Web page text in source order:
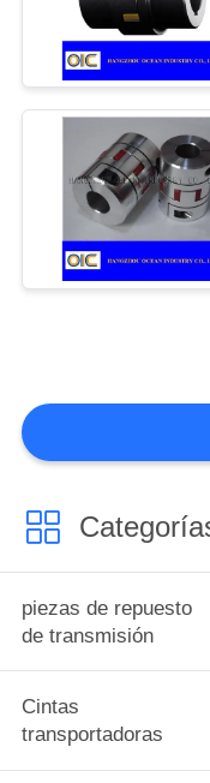
poder
El
piezas de repuesto
de transmisión
Cintas
transportadoras